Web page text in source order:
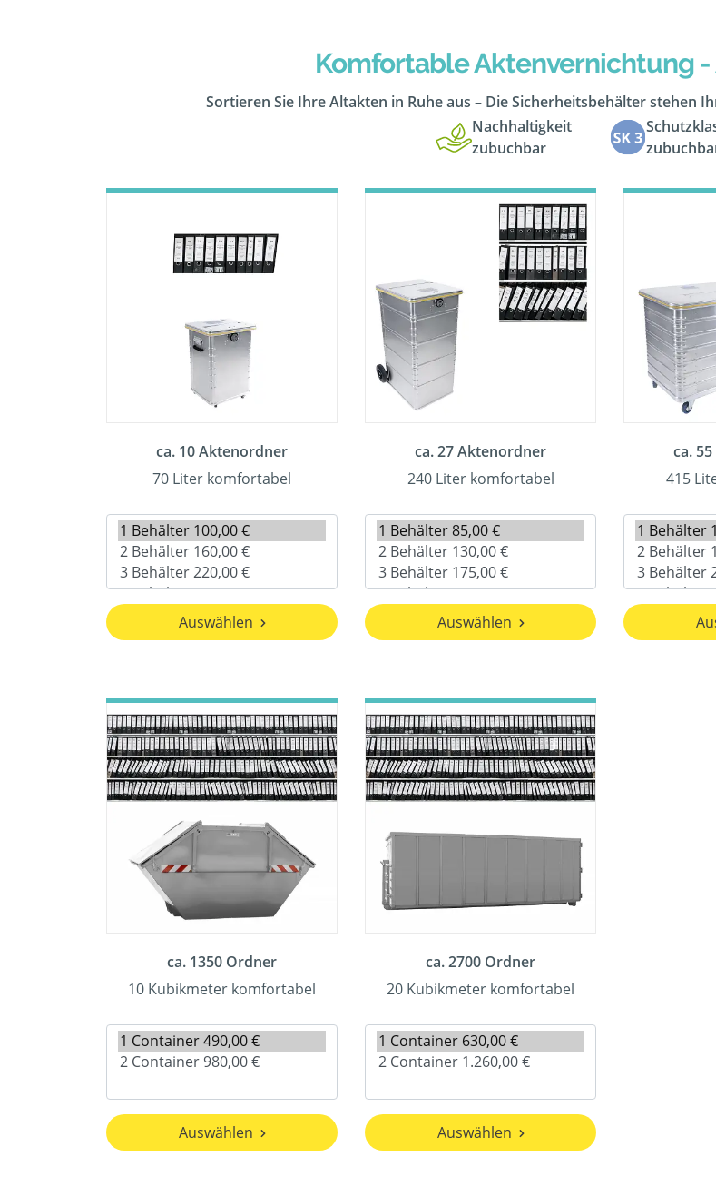
Komfortable Aktenvernichtung
Sortieren Sie Ihre Altakten in Ruhe aus – Die Sicherheitsbehälter stehen
Nachhaltigkeit
zubuchbar
ca. 10 Aktenordner
70 Liter komfortabel
Auswählen
ca. 27 Aktenordner
240 Liter komfortabel
Auswählen
ca.
415
ca. 1350 Ordner
10 Kubikmeter komfortabel
Auswählen
ca. 2700 Ordner
20 Kubikmeter komfortabel
Auswählen